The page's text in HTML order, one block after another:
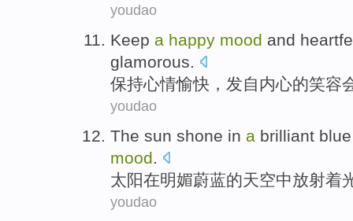
youdao
Keep a happy mood and
glamorous.
保持心情愉快 ， 发自内心的笑容
youdao
The sun shone in a brilliant blue
mood.
太阳在明媚蔚蓝的天空中放射着
youdao